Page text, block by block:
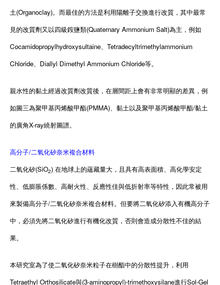
土(Organoclay)。而最佳的方法是利用陽離子交換進行改質，其中最常
見的改質劑又以四級銨鹽類(Quaternary Ammonium Salt)為主，例如
Cocamidopropylhydroxysultaine、Tetradecyltrimethylammonium
Chloride、Diallyl Dimethyl Ammonium Chloride等。
親水性的黏土經過改質劑改質後，在層間距上會有非常明顯的差異，例
如圖三為聚甲基丙烯酸甲酯(PMMA)、黏土以及聚甲基丙烯酸甲酯/黏土
的廣角X-ray繞射圖譜。
高分子/二氧化矽奈米複合材料
二氧化矽(SiO2) 在地球上的蘊藏量大，且具有高表面積、高化學安定
性、低膨脹係數、高耐火性、反應性佳與低折射率等特性，因此常被用
來製備高分子/二氧化矽奈米複合材料。但要將二氧化矽添入有機高分子
中，必須先將二氧化矽進行有機化改質，否則會造成分散性不佳的結
果。
本研究室為了使二氧化矽奈米粒子在樹酯中的分散性提升，利用
Tetraethyl Orthosilicate與(3-aminopropyl)-trimethoxysilane進行Sol-Gel